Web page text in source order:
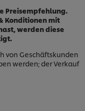
Preisempfehlung.
Konditionen mit
werden diese
von Geschäftskunden
werden; der Verkauf